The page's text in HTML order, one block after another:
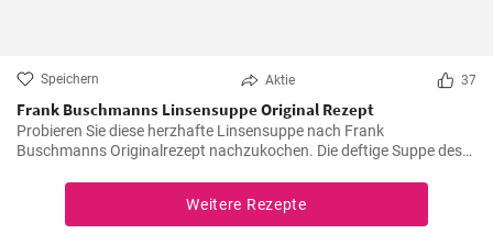
Speichern Aktie 37
Frank Buschmanns Linsensuppe Original Rezept
Probieren Sie diese herzhafte Linsensuppe nach Frank
Buschmanns Originalrezept nachzukochen. Die deftige Suppe des
Gemüsesorten zubereitet und mit Würstchenstücken angereichert.
Ein herzhaftes Familien Essen !Weitere Rezepte